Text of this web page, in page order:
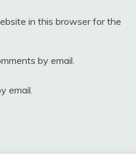
in this browser for the
by email.
email.